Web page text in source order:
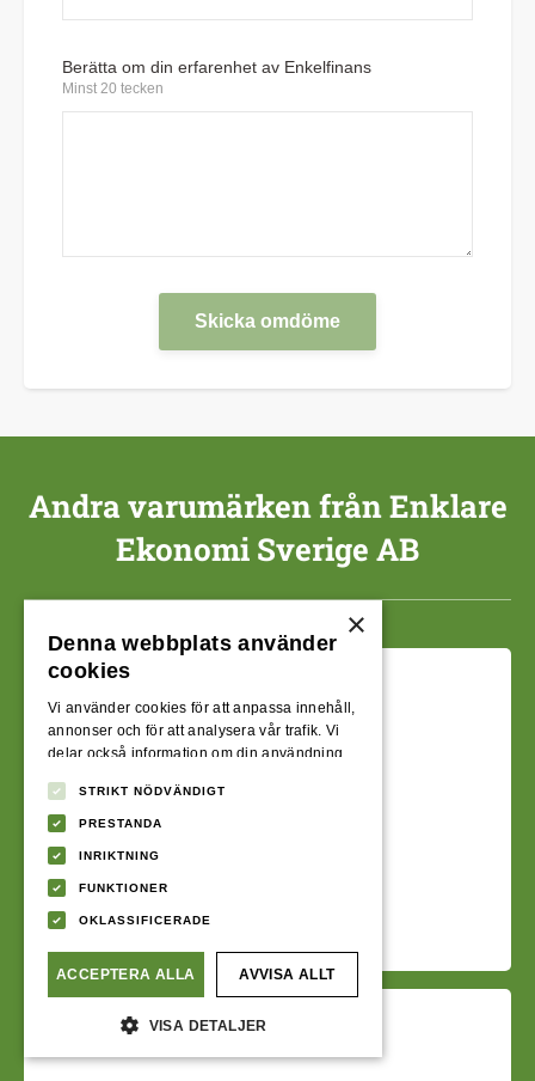
Berätta om din erfarenhet av Enkelfinans
Minst 20 tecken
Skicka omdöme
Andra varumärken från Enklare
Ekonomi Sverige AB
×
Denna webbplats använder
cookies
Vi använder cookies för att anpassa innehåll,
annonser och för att analysera vår trafik. Vi
delar också information om din användning
analyspartners som kan kombinera den med
annan information som du har tillhandahållit
dem eller som de har samlat in från din
användning av deras tjänster.
Integritetspolicy
STRIKT NÖDVÄNDIGT
PRESTANDA
INRIKTNING
FUNKTIONER
OKLASSIFICERADE
ACCEPTERA ALLA AVVISA ALLT
VISA DETALJER